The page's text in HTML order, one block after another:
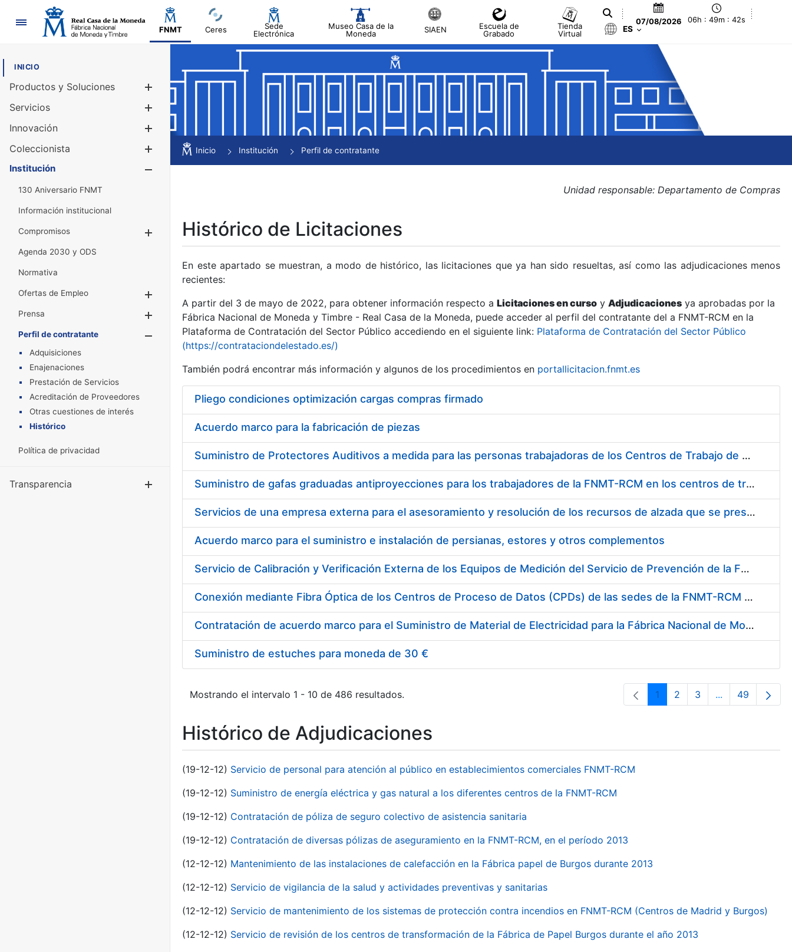
Navegación
FNMT Ceres
Sede
Electrónica
Museo Casa de la
Moneda
SIAEN
Escuela de
Grabado
Tienda
Virtual
07/08/2026 06h : 49m : 42s
ES
INICIO
Productos y Soluciones
Mostrar/Ocultar
Servicios
Innovación
Coleccionista
Mostrar/Ocultar
Institución
130 Aniversario FNMT
Información institucional
Compromisos
Mostrar/Ocultar
Agenda 2030 y ODS
Normativa
Ofertas de Empleo
Prensa
Mostrar/Ocultar
Perfil de contratante
Mostrar/Ocultar
Adquisiciones
Enajenaciones
Prestación de Servicios
Acreditación de Proveedores
Otras cuestiones de interés
Histórico
Política de privacidad
Transparencia Mostrar/Ocultar
Inicio Institución Perfil de contratante
Unidad responsable: Departamento de Compras
Histórico de Licitaciones
En este apartado se muestran, a modo de histórico, las licitaciones que ya han sido resueltas, así como las adjudicaciones menos
recientes:
A partir del 3 de mayo de 2022, para obtener información respecto a Licitaciones en curso y Adjudicaciones ya aprobadas por la
Fábrica Nacional de Moneda y Timbre - Real Casa de la Moneda, puede acceder al perfil del contratante del a FNMT-RCM en la
Plataforma de Contratación del Sector Público accediendo en el siguiente link: Plataforma de Contratación del Sector Público
(https://contrataciondelestado.es/)
También podrá encontrar más información y algunos de los procedimientos en portallicitacion.fnmt.es
Pliego condiciones optimización cargas compras firmado
Acuerdo marco para la fabricación de piezas
Suministro de Protectores Auditivos a medida para las personas trabajadoras de los Centros de Trabajo de Madrid y Burgos
Suministro de gafas graduadas antiproyecciones para los trabajadores de la FNMT-RCM en los centros de trabajo de Madrid y Burgos
Servicios de una empresa externa para el asesoramiento y resolución de los recursos de alzada que se presentan relacionados con procesos de selección para la FNMT-RCM
Acuerdo marco para el suministro e instalación de persianas, estores y otros complementos
Servicio de Calibración y Verificación Externa de los Equipos de Medición del Servicio de Prevención de la FNMT-RCM
Conexión mediante Fibra Óptica de los Centros de Proceso de Datos (CPDs) de las sedes de la FNMT-RCM de Burgos y Madrid
Contratación de acuerdo marco para el Suministro de Material de Electricidad para la Fábrica Nacional de Moneda y Timbre-Real Casa de la Moneda en su centro de trabajo de Burgos
Suministro de estuches para moneda de 30 €
Mostrando el intervalo 1 - 10 de 486 resultados. Página
1 Página
2 Página
3 ...PáginasPágina
49
Histórico de Adjudicaciones
(19-12-12) Servicio de personal para atención al público en establecimientos comerciales FNMT-RCM
(19-12-12) Suministro de energía eléctrica y gas natural a los diferentes centros de la FNMT-RCM
(19-12-12) Contratación de póliza de seguro colectivo de asistencia sanitaria
(19-12-12) Contratación de diversas pólizas de aseguramiento en la FNMT-RCM, en el período 2013
(12-12-12) Mantenimiento de las instalaciones de calefacción en la Fábrica papel de Burgos durante 2013
(12-12-12) Servicio de vigilancia de la salud y actividades preventivas y sanitarias
(12-12-12) Servicio de mantenimiento de los sistemas de protección contra incendios en FNMT-RCM (Centros de Madrid y Burgos)
(12-12-12) Servicio de revisión de los centros de transformación de la Fábrica de Papel Burgos durante el año 2013